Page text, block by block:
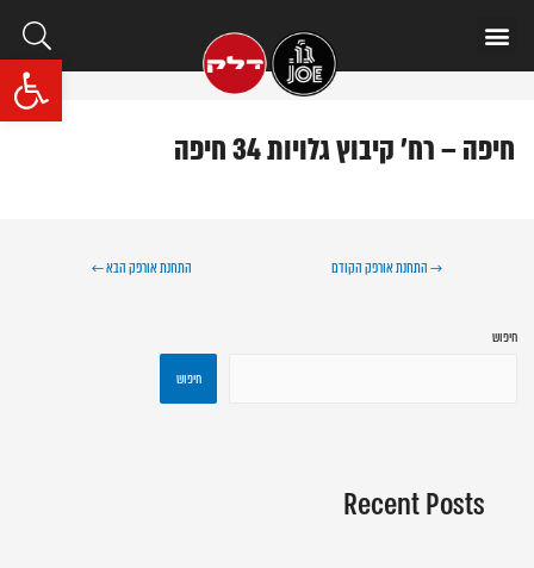
פתח סרגל
חיפה – רח' קיבוץ גלויות 34 חיפה
→התחנת אורפק הקודם התחנת אורפק הבא←
חיפוש
חיפוש
Recent Posts